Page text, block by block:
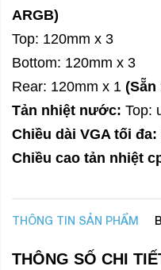
ARGB)
Top: 120mm x 3
Bottom: 120mm x 3
Rear: 120mm x 1 (Sẵn
Tản nhiệt nước: Top:
Chiều dài VGA tối đa:
Chiều cao tản nhiệt
THÔNG TIN SẢN PHẨM
THÔNG SỐ CHI